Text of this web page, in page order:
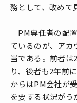
務として、改めて
PM専任者の配
ているのが、アカ
当である。前者は
り、後者も2年前
からはPM会社が
を要する状況がう